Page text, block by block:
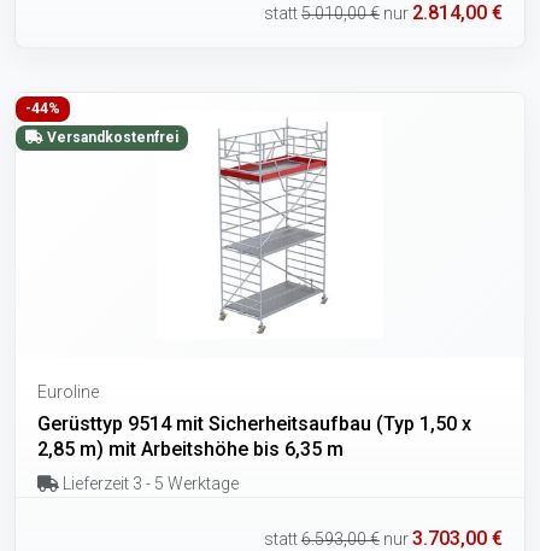
statt5.010,00 € nur 2.814,00 €
-44%
Versandkostenfrei
Euroline
Gerüsttyp 9514 mit Sicherheitsaufbau (Typ 1,50 x
2,85 m) mit Arbeitshöhe bis 6,35 m
Lieferzeit 3 - 5 Werktage
statt6.593,00 € nur3.703,00 €